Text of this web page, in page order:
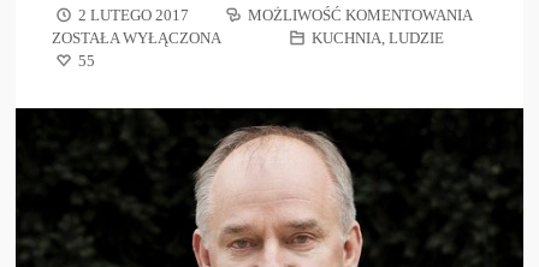
2 LUTEGO 2017
MOŻLIWOŚĆ KOMENTOWANIA
ZOSTAŁA WYŁĄCZONA
KUCHNIA LUDZIE
55